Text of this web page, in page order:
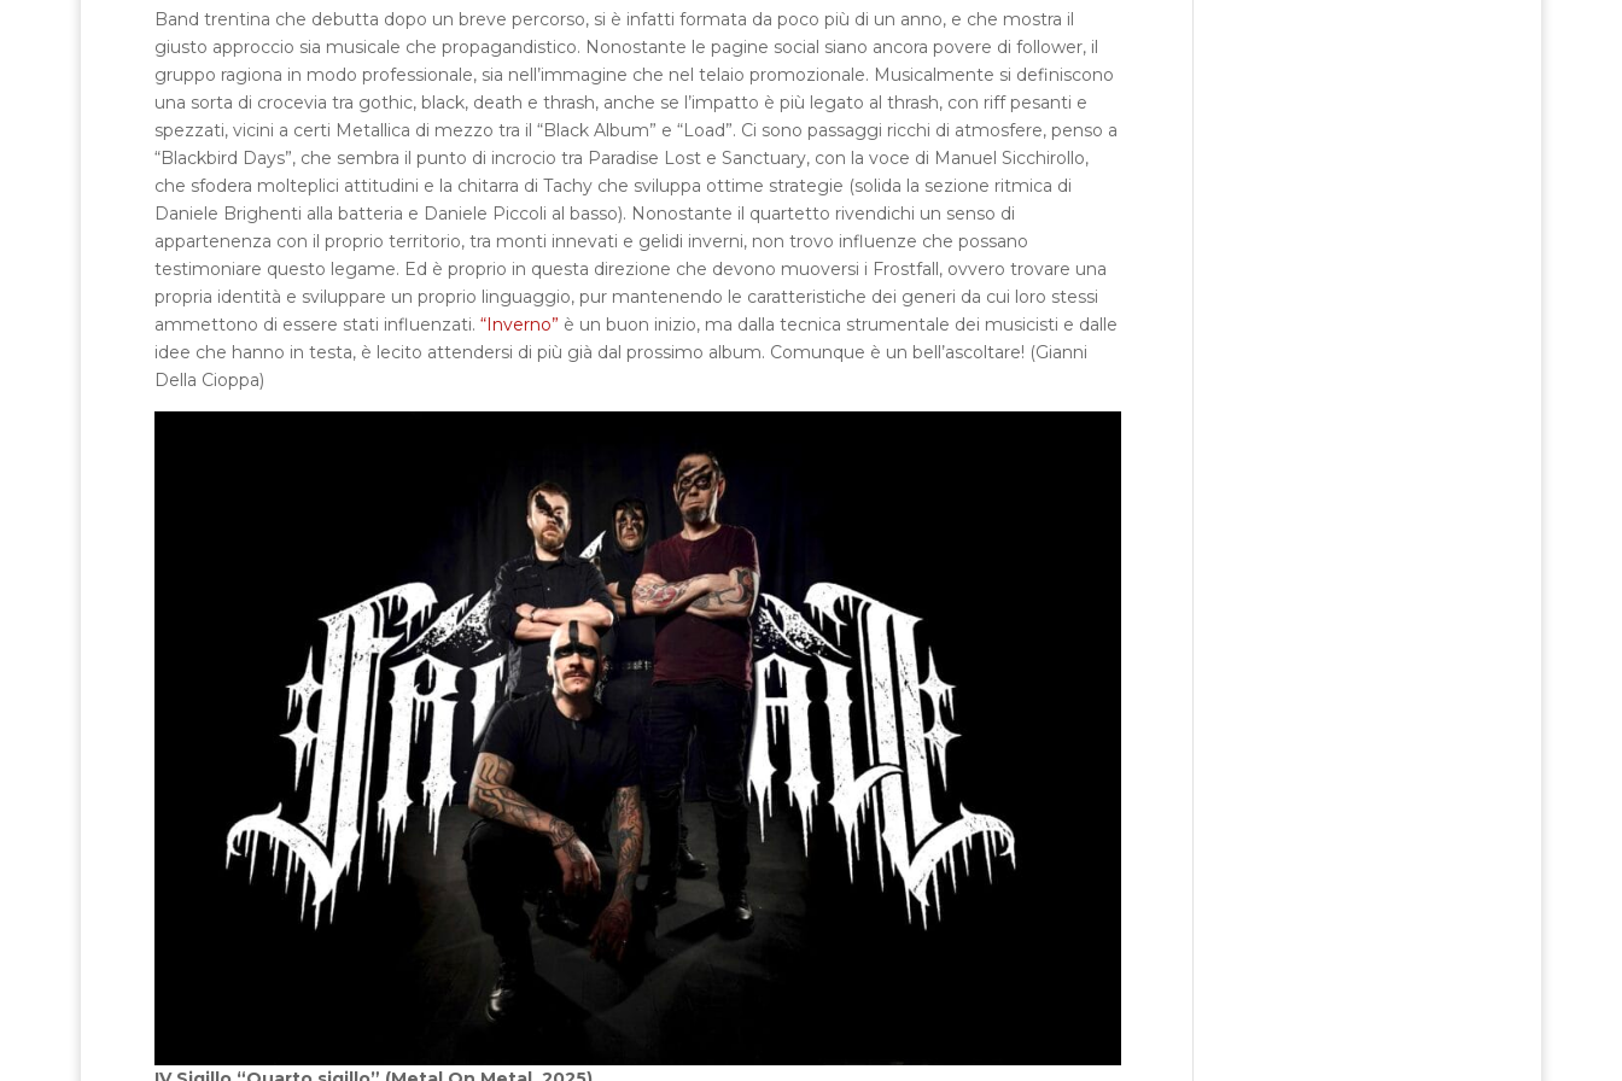
Band trentina che debutta dopo un breve percorso, si è infatti formata da poco più di un anno, e che mostra il
giusto approccio sia musicale che propagandistico. Nonostante le pagine social siano ancora povere di follower, il
gruppo ragiona in modo professionale, sia nell’immagine che nel telaio promozionale. Musicalmente si definiscono
una sorta di crocevia tra gothic, black, death e thrash, anche se l’impatto è più legato al thrash, con riff pesanti e
spezzati, vicini a certi Metallica di mezzo tra il “Black Album” e “Load”. Ci sono passaggi ricchi di atmosfere, penso a
“Blackbird Days”, che sembra il punto di incrocio tra Paradise Lost e Sanctuary, con la voce di Manuel Sicchirollo,
che sfodera molteplici attitudini e la chitarra di Tachy che sviluppa ottime strategie (solida la sezione ritmica di
Daniele Brighenti alla batteria e Daniele Piccoli al basso). Nonostante il quartetto rivendichi un senso di
appartenenza con il proprio territorio, tra monti innevati e gelidi inverni, non trovo influenze che possano
testimoniare questo legame. Ed è proprio in questa direzione che devono muoversi i Frostfall, ovvero trovare una
propria identità e sviluppare un proprio linguaggio, pur mantenendo le caratteristiche dei generi da cui loro stessi
ammettono di essere stati influenzati. “Inverno” è un buon inizio, ma dalla tecnica strumentale dei musicisti e dalle
idee che hanno in testa, è lecito attendersi di più già dal prossimo album. Comunque è un bell’ascoltare! (Gianni
Della Cioppa)